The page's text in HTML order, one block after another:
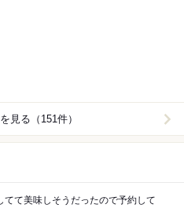
見る（151件）
て美味しそうだったので予約して